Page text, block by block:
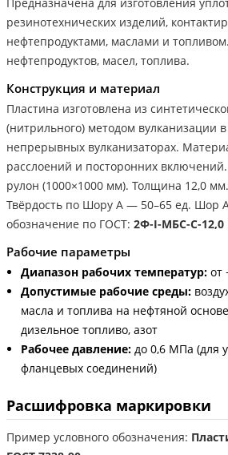
резинотехнических изделий,
нефтепродуктами, маслами и
нефтепродуктов, масел, топлива.
Конструкция и материал
Пластина изготовлена из
(нитрильного) методом вулканизации
непрерывных вулканизаторах.
расслоений и посторонних
рулон (1000×1000 мм). Толщина 12,0
Твёрдость по Шору А — 50–65 ед. Шор
обозначение по ГОСТ: 2Ф-I-МБС-С-12,0
Рабочие параметры
Диапазон рабочих температур: от
Допустимые рабочие среды:
масла и топлива на нефтяной
дизельное топливо, азот
Рабочее давление: до 0,6 МПа (для
фланцевых соединений)
Расшифровка маркировки
Пример условного обозначения: